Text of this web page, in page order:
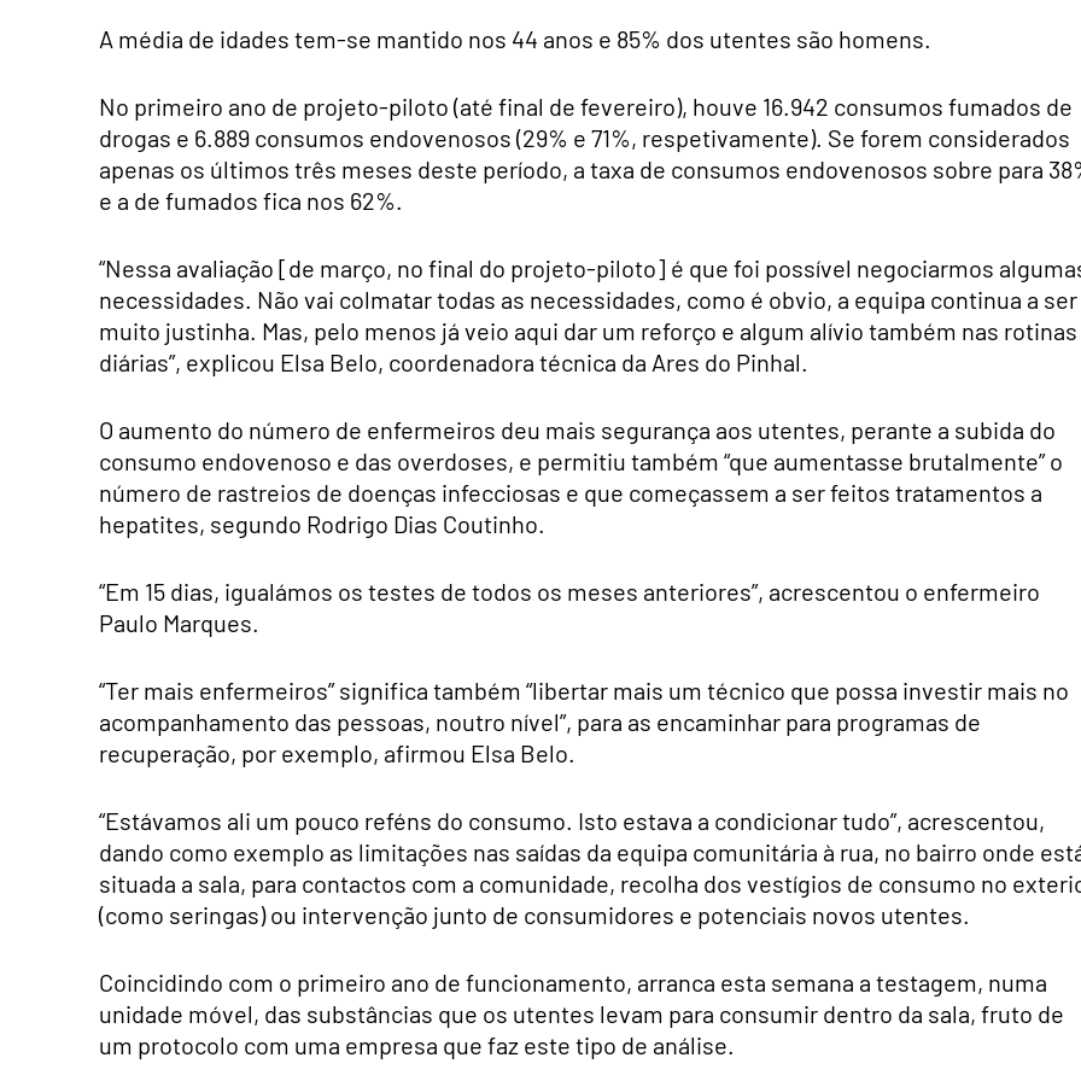
A média de idades tem-se mantido nos 44 anos e 85% dos utentes são homens.
No primeiro ano de projeto-piloto (até final de fevereiro), houve 16.942 consumos fumados de
drogas e 6.889 consumos endovenosos (29% e 71%, respetivamente). Se forem considerados
apenas os últimos três meses deste período, a taxa de consumos endovenosos sobre para
e a de fumados fica nos 62%.
“Nessa avaliação [de março, no final do projeto-piloto] é que foi possível negociarmos
necessidades. Não vai colmatar todas as necessidades, como é obvio, a equipa continua a ser
muito justinha. Mas, pelo menos já veio aqui dar um reforço e algum alívio também nas rotinas
diárias”, explicou Elsa Belo, coordenadora técnica da Ares do Pinhal.
O aumento do número de enfermeiros deu mais segurança aos utentes, perante a subida do
consumo endovenoso e das overdoses, e permitiu também “que aumentasse brutalmente” o
número de rastreios de doenças infecciosas e que começassem a ser feitos tratamentos a
hepatites, segundo Rodrigo Dias Coutinho.
“Em 15 dias, igualámos os testes de todos os meses anteriores”, acrescentou o enfermeiro
Paulo Marques.
“Ter mais enfermeiros” significa também “libertar mais um técnico que possa investir mais no
acompanhamento das pessoas, noutro nível”, para as encaminhar para programas de
recuperação, por exemplo, afirmou Elsa Belo.
“Estávamos ali um pouco reféns do consumo. Isto estava a condicionar tudo”, acrescentou,
dando como exemplo as limitações nas saídas da equipa comunitária à rua, no bairro onde
situada a sala, para contactos com a comunidade, recolha dos vestígios de consumo no
(como seringas) ou intervenção junto de consumidores e potenciais novos utentes.
Coincidindo com o primeiro ano de funcionamento, arranca esta semana a testagem, numa
unidade móvel, das substâncias que os utentes levam para consumir dentro da sala, fruto de
um protocolo com uma empresa que faz este tipo de análise.